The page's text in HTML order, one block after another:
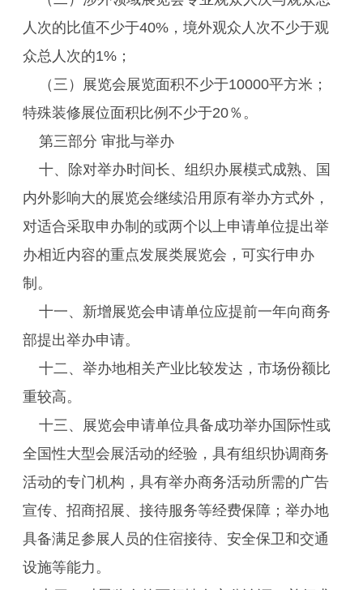
人次的比值不少于40%，境外观众人次不少于观
众总人次的1%；
（三）展览会展览面积不少于10000平方米；
特殊装修展位面积比例不少于20％。
第三部分 审批与举办
十、除对举办时间长、组织办展模式成熟、国
内外影响大的展览会继续沿用原有举办方式外，
对适合采取申办制的或两个以上申请单位提出举
办相近内容的重点发展类展览会，可实行申办
制。
十一、新增展览会申请单位应提前一年向商务
部提出举办申请。
十二、举办地相关产业比较发达，市场份额比
重较高。
十三、展览会申请单位具备成功举办国际性或
全国性大型会展活动的经验，具有组织协调商务
活动的专门机构，具有举办商务活动所需的广告
宣传、招商招展、接待服务等经费保障；举办地
具备满足参展人员的住宿接待、安全保卫和交通
设施等能力。